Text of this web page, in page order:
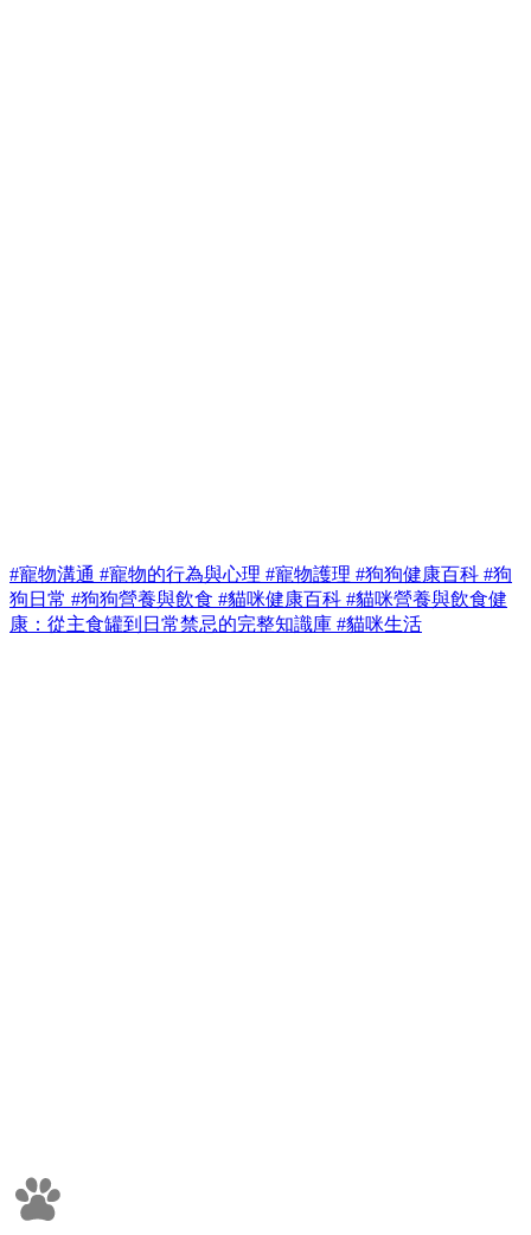
#寵物溝通 #寵物的行為與心理 #寵物護理 #狗狗健康百科 #狗
狗日常 #狗狗營養與飲食 #貓咪健康百科 #貓咪營養與飲食健
康：從主食罐到日常禁忌的完整知識庫 #貓咪生活